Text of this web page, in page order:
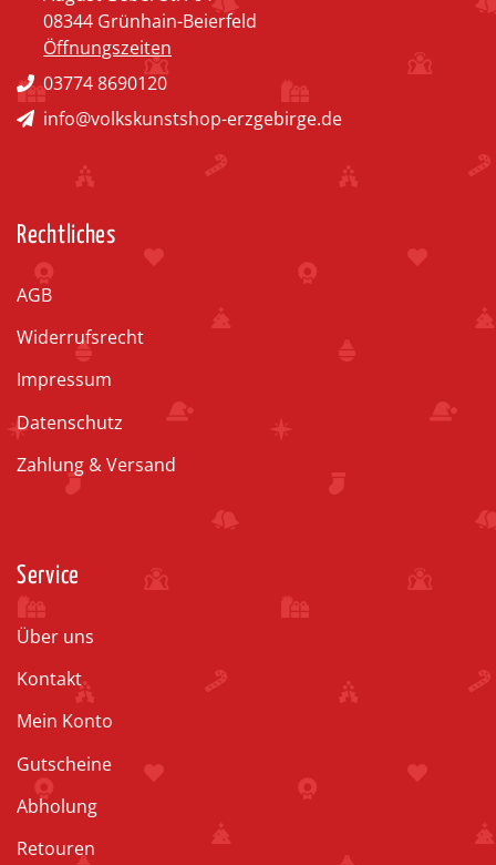
08344 Grünhain-Beierfeld
Öffnungszeiten
03774 8690120
info@volkskunstshop-erzgebirge.de
Rechtliches
AGB
Widerrufsrecht
Impressum
Datenschutz
Zahlung & Versand
Service
Über uns
Kontakt
Mein Konto
Gutscheine
Abholung
Retouren